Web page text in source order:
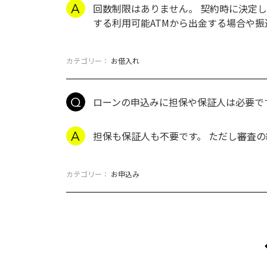
回数制限はありません。 契約時に決定
する利用可能ATMから出金する場合や
カテゴリー： お借入れ
ローンの申込みに担保や保証人は必要で
担保も保証人も不要です。 ただし審査
カテゴリー： お申込み